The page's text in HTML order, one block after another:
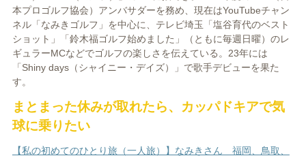
本プロゴルフ協会）アンバサダーを務め、現在はYouTubeチャン
ネル「なみきゴルフ」を中心に、テレビ埼玉「塩谷育代のベスト
ショット」「鈴木福ゴルフ始めました」（ともに毎週日曜）のレ
ギュラーMCなどでゴルフの楽しさを伝えている。23年には
「Shiny days（シャイニー・デイズ）」で歌手デビューを果た
す。
まとまった休みが取れたら、カッパドキアで気
球に乗りたい
【私の初めてのひとり旅（一人旅）】なみきさん 福岡、鳥取、